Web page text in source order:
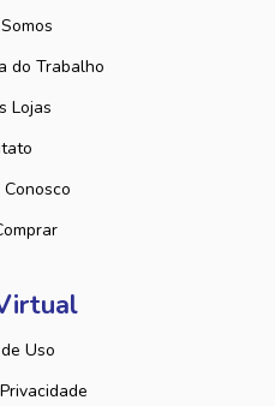
do Trabalho
Lojas
Uso